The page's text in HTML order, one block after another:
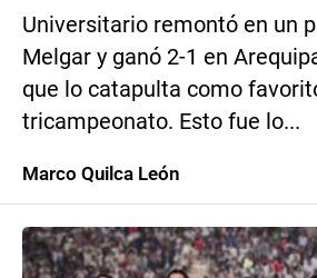
Universitario remontó en un
Melgar y ganó 2-1 en
que lo catapulta como
tricampeonato. Esto fue lo...
Marco Quilca León